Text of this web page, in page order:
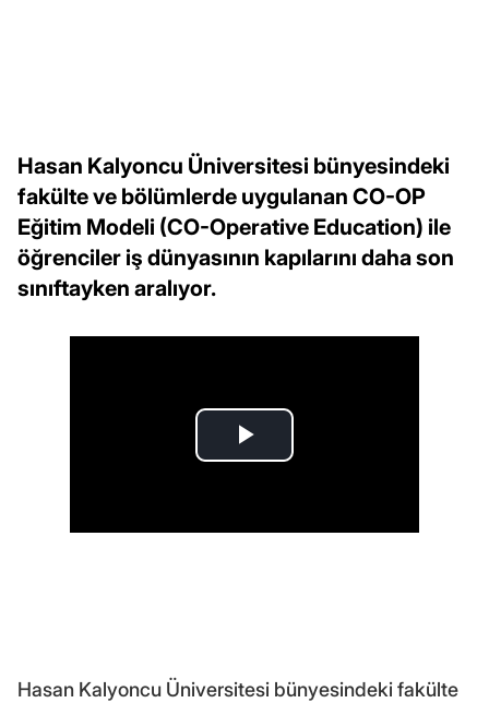
Hasan Kalyoncu Üniversitesi bünyesindeki
fakülte ve bölümlerde uygulanan CO-OP
Eğitim Modeli (CO-Operative Education) ile
öğrenciler iş dünyasının kapılarını daha son
sınıftayken aralıyor.
Hasan Kalyoncu Üniversitesi bünyesindeki fakülte